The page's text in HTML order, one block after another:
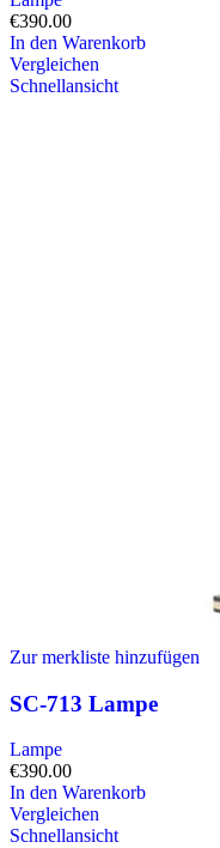
€390.00
In den Warenkorb
Vergleichen
Schnellansicht
Zur merkliste hinzufügen
SC-713 Lampe
Lampe
€390.00
In den Warenkorb
Vergleichen
Schnellansicht